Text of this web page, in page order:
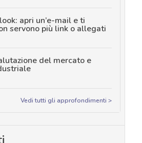
apri un’e-mail e ti
servono più link o allegati
del mercato e
Vedi tutti gli approfondimenti >